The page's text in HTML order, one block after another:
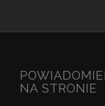
NA STRONIE